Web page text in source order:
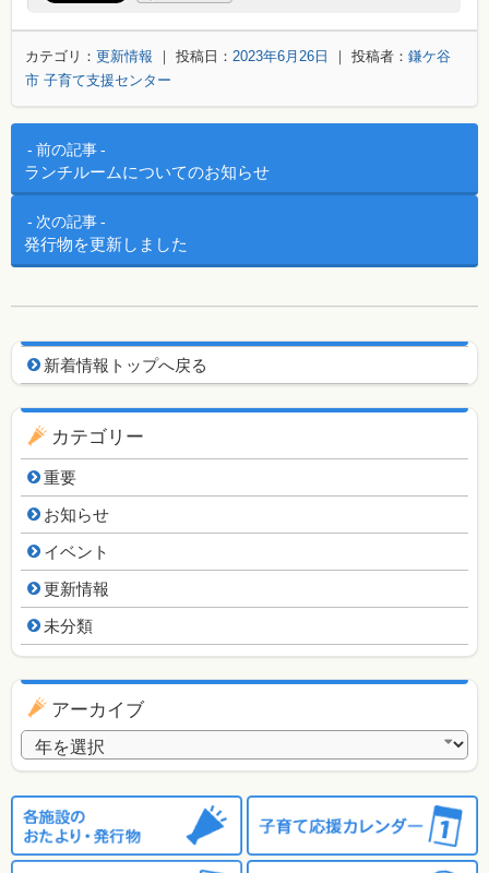
カテゴリ： 更新情報 ｜ 投稿日： 2023年6月26日 ｜ 投稿者： 鎌ケ谷
市 子育て支援センター
投稿ナビゲーション
前の記事
ランチルームについてのお知らせ
次の記事
発行物を更新しました
新着情報用ナビゲーション
新着情報トップへ戻る
カテゴリー
重要
お知らせ
イベント
更新情報
未分類
アーカイブ
アーカイブ